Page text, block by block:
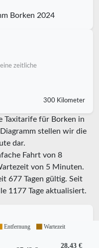
Borken 2024
zeitliche
300 Kilometer
Taxitarife für Borken in
stellen wir die
dar.
Fahrt von 8
von 5 Minuten.
677 Tagen gültig. Seit
1177 Tage aktualisiert.
28,43 €
Entfernung Wartezeit